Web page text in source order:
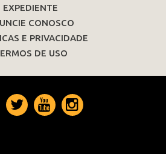
EXPEDIENTE
CONOSCO
E PRIVACIDADE
DE USO